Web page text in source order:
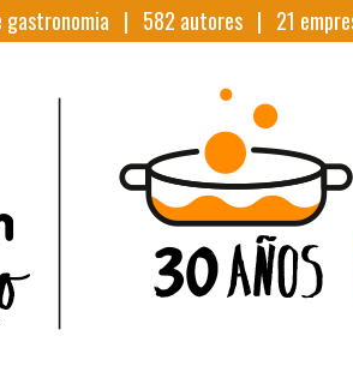
gastronomia | 582 autores | 21